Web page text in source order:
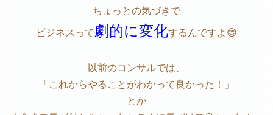
ちょっとの気づきで
ビジネスって 劇的に変化するんですよ😊
以前のコンサルでは、
「これからやることがわかって良かった！」
とか